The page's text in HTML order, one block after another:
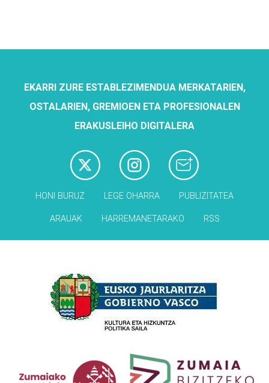
EKARRI ZURE ESTABLEZIMENDUA MERKATARIEN,
OSTALARIEN, GREMIOEN ETA PROFESIONALEN
ERAKUSLEIHO DIGITALERA
HONI BURUZ LEGE OHARRA PUBLIZITATEA
ARAUAK HARREMANETARAKO RSS